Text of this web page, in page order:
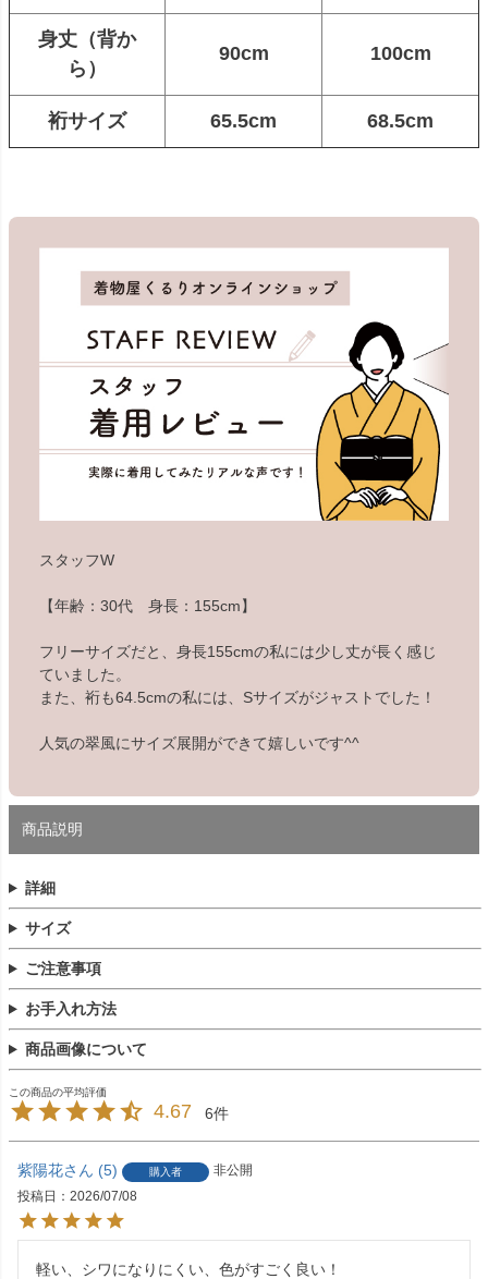
身丈（背か
ら）
90cm 100cm
裄サイズ 65.5cm 68.5cm
スタッフW
【年齢：30代 身長：155cm】
フリーサイズだと、身長155cmの私には少し丈が長く感じ
ていました。
また、裄も64.5cmの私には、Sサイズがジャストでした！
人気の翠風にサイズ展開ができて嬉しいです^^
商品説明
詳細
サイズ
ご注意事項
お手入れ方法
商品画像について
4.67 6
紫陽花 5 購入者
非公開
投稿日
2026/07/08
軽い、シワになりにくい、色がすごく良い！